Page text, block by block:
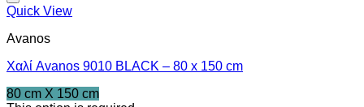
Quick View
Avanos
Χαλί Avanos 9010 BLACK – 80 x 150 cm
80 cm X 150 cm